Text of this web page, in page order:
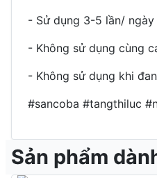
- Sử dụng 3-5 lần/
- Không sử dụng cùng
- Không sử dụng khi
#sancoba #tangthiluc
Sản phẩm